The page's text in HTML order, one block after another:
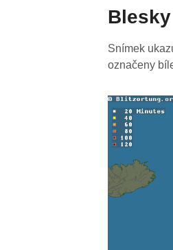
Snímek
označeny